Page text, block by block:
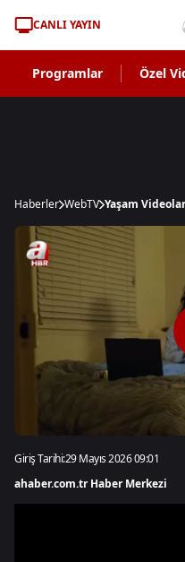
CANLI YAYIN
Programlar Özel
Haberler WebTV Yaşam
Giriş Tarihi:29 Mayıs 2026 09:01
ahaber.com.tr Haber Merkezi